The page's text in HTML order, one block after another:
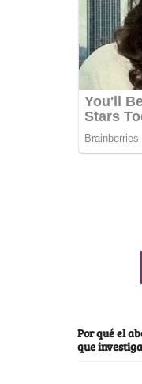
Por qué el
que